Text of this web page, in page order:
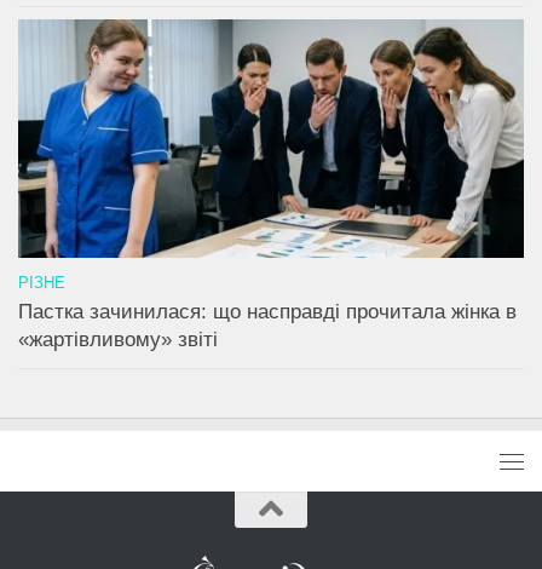
РІЗНЕ
Пастка зачинилася: що насправді прочитала жінка в
«жартівливому» звіті